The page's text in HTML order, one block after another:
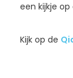
een kijkje
Kijk op de